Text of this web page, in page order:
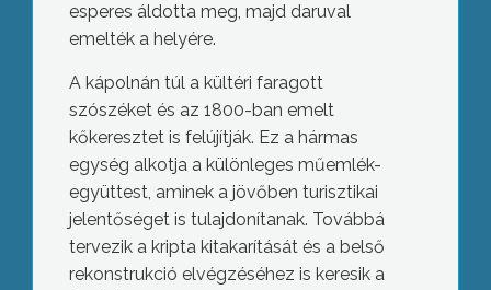
esperes áldotta meg, majd daruval
emelték a helyére.
A kápolnán túl a kültéri faragott
szószéket és az 1800-ban emelt
kőkeresztet is felújítják. Ez a hármas
egység alkotja a különleges műemlék-
együttest, aminek a jövőben turisztikai
jelentőséget is tulajdonítanak. Továbbá
tervezik a kripta kitakarítását és a belső
rekonstrukció elvégzéséhez is keresik a